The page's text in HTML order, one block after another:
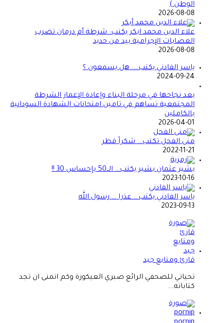
الوطن )
2026-08-08
علاء الدين محمد ابكر يكتب: شرطة أم درمان تضرب
العصابات الإجرامية بيد من حديد
2026-08-08
ياسر الفادني يكتب…. هل يسمعون ؟
2024-09-24
بعد نجاحها في مرحلة البناء وإعادة الإعمار الشرطة
المجتمعية تساهم في تامين امتحانات الشهادة السودانية
بالكاملين
2026-04-01
منى الفحل تكتب… شكراً قطر
2022-11-21
بشير عثمان بشير يكتب… الــ50 بإحساس 30 !!
2023-10-16
ياسر الفادني يكتب… عذرا … رسول الله
2023-09-13
قارئ ومتابع جيد
تحياتي للصحفي الرائع صبري العيكورة وكم اتمنى ان تجد
كتاباته...